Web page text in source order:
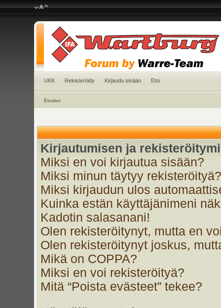
UKK Rekisteröidy Kirjaudu sisään Etsi
Etusivu
Kirjautumisen ja
Miksi en voi kirjautua sisään?
Miksi minun täytyy rekisteröityä?
Miksi kirjaudun ulos
Kuinka estän käyttäjänimeni
Kadotin salasanani!
Olen rekisteröitynyt, mutta en
Olen rekisteröitynyt joskus,
Mikä on COPPA?
Miksi en voi rekisteröityä?
Mitä “Poista evästeet” tekee?